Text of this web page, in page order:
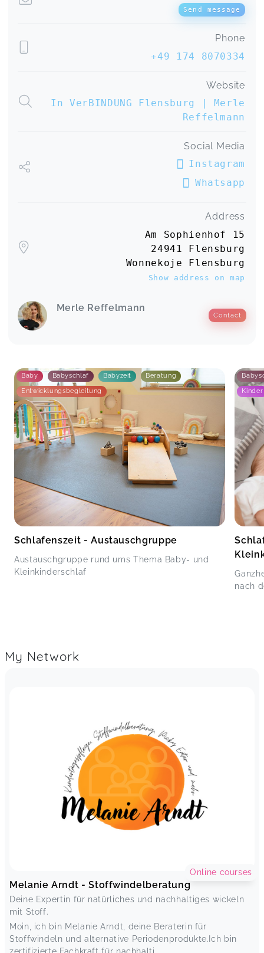
Send message
Phone
+49 174 8070334
Website
In VerBINDUNG Flensburg | Merle
Reffelmann
Social Media
Instagram
Whatsapp
Address
Am Sophienhof 15
24941 Flensburg
Wonnekoje Flensburg
Show address on map
Merle Reffelmann
Contact
Baby Babyschlaf Babyzeit Beratung
Entwicklungsbegleitung
Schlafenszeit - Austauschgruppe
Austauschgruppe rund ums Thema Baby- und
Kleinkinderschlaf
Kinder
nach
My Network
Melanie Arndt - Stoffwindelberatung
Deine Expertin für natürliches und nachhaltiges wickeln
mit Stoff.
Moin, ich bin Melanie Arndt, deine Beraterin für
Stoffwindeln und alternative Periodenprodukte.Ich bin
Online courses